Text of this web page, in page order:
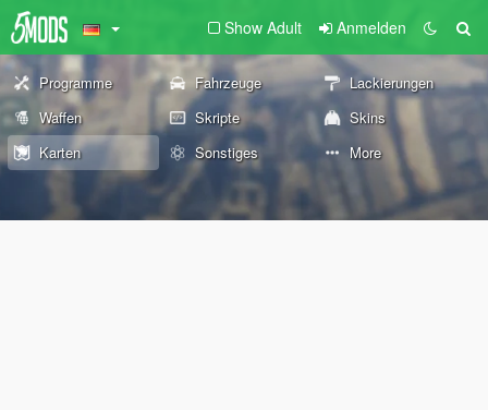
Show Adult Anmelden
Programme Fahrzeuge
Lackierungen
Waffen
Skripte
Skins
Karten
Sonstiges More